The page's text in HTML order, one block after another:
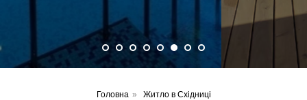
Головна » Житло в Східниці